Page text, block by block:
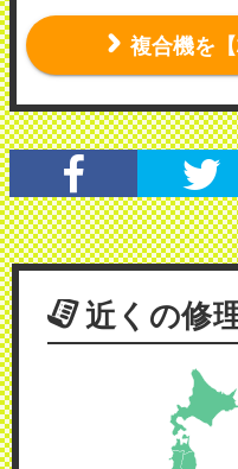
複合機を
近くの修